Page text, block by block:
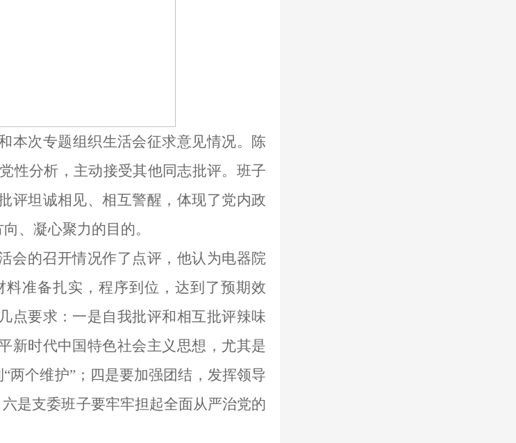
本次专题组织生活会征求意见情况。 陈
性分析 ， 主动接受其他同志批评。班子
评坦诚相见、相互警醒 ， 体现了党内政
、凝心聚力的目的。
会的召开情况作了点评 ，他认为电器院
料准备扎实 ，程序到位 ，达到了预期效
几点要求 ： 一是自我批评和相互批评辣味
新时代中国特色社会主义思想，尤其是
两个维护”；四是要加强团结， 发挥领导
六是支委班子要牢牢担起全面从严治党的